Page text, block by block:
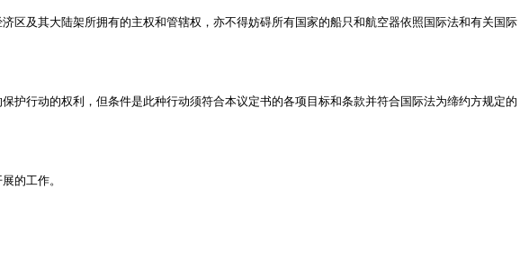
及其大陆架所拥有的主权和管辖权，亦不得妨碍所有国家的船只和航空器依照国际法和有关国际
行动的权利，但条件是此种行动须符合本议定书的各项目标和条款并符合国际法为缔约方规定的
的工作。